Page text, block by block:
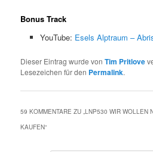
Bonus Track
YouTube: Esels Alptraum –
Dieser Eintrag wurde vonTim Pritlove
Lesezeichen für den Permalink.
59 KOMMENTARE ZU „LNP530 WIR WOLLEN
KAUFEN“